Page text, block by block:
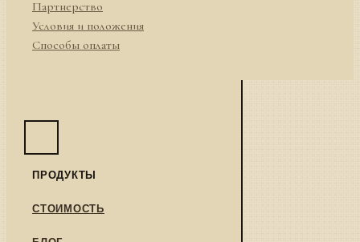
Партнерство
Условия и положения
Способы оплаты
ПРОДУКТЫ
СТОИМОСТЬ